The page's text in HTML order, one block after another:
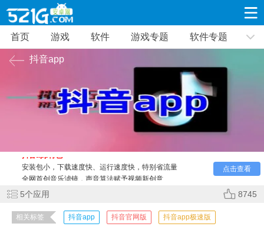
游戏 软件 游戏专题 软件专题 新闻资讯
19332款应用
8693款应用
10012款应用
动作闯关
12966款应用
9188款应用
赛车竞速
卡牌对战
体育运动
音乐舞蹈
手游辅助
mod游戏
首页 游戏 软件 游戏专题 软件专题
抖音app
点击查看
这是小编给大家整理的一个关于《抖音》这款软
件的多个版本合集，包含了官网版、手机版、极速版、手表版
等，不同的版本内容会有一些不一样的地方，这款软件是非
常受大家喜欢的一款视频软件，用户众多，内容丰富，用户可
以在软件中拍摄记录、分享生活，也可以认识到更多的朋友，
抖音app特色
安装包小，下载速度快、运行速度快，特别省流量
全网首创音乐滤镜，声音算法赋予视频新创意
观看各种精彩节目的同时又能与周边的朋友互动聊天，相
互之间谈谈对其的看法。
各种各样的道具特效让大家快速的定义每个宝贵瞬间，还
有多种酷炫多样的道具。
5个应用 8745
相关标签 抖音app 抖音官网版 抖音app极速版